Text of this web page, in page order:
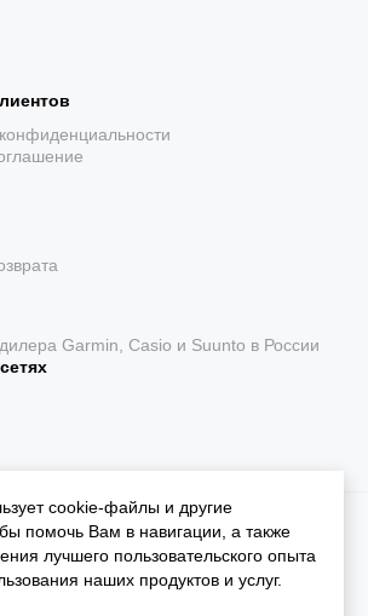
Garmin, Casio и Suunto в России
2026 © iGarmin.Карта сайта
cookie-файлы и другие
помочь Вам в навигации, а также
лучшего пользовательского опыта
наших продуктов и услуг.